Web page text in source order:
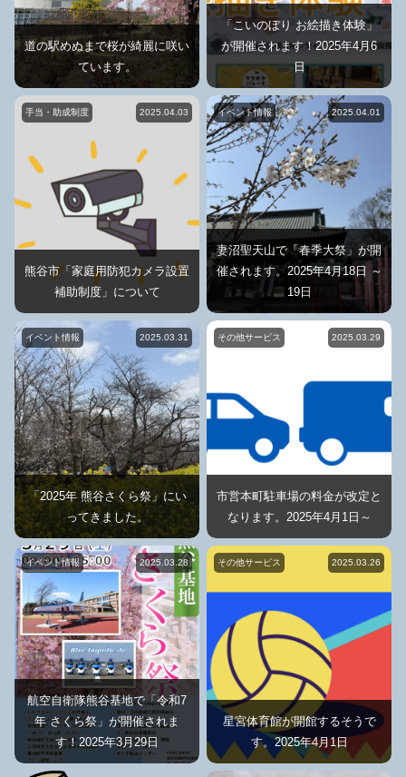
道の駅めぬまで桜が綺麗に咲い
ています。
「こいのぼり お絵描き体験」
が開催されます！2025年4月6
日
手当・助成制度 2025.04.03
熊谷市「家庭用防犯カメラ設置
補助制度」について
イベント情報 2025.04.01
妻沼聖天山で「春季大祭」が開
催されます。2025年4月18日 ～
19日
イベント情報 2025.03.31
「2025年 熊谷さくら祭」にい
ってきました。
その他サービス 2025.03.29
市営本町駐車場の料金が改定と
なります。2025年4月1日～
イベント情報 2025.03.28
航空自衛隊熊谷基地で「令和7
年 さくら祭」が開催されま
す！2025年3月29日
その他サービス 2025.03.26
星宮体育館が開館するそうで
す。2025年4月1日